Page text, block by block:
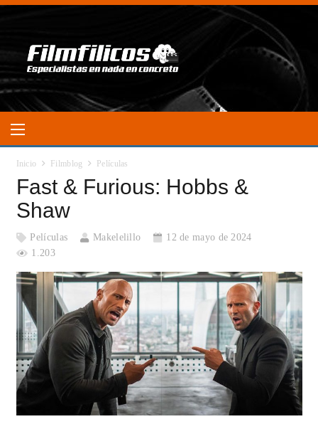
Inicio Filmblog Películas
Fast & Furious: Hobbs &
Shaw
Películas Makelelillo
12 de mayo de 2024
1.203